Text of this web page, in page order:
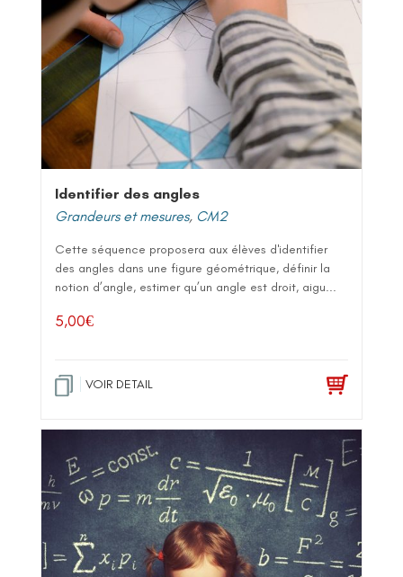
Identifier des angles
Grandeurs et mesures, CM2
Cette séquence proposera aux élèves d'identifier
des angles dans une figure géométrique, définir la
notion d’angle, estimer qu’un angle est droit, aigu...
5,00€
VOIR DETAIL